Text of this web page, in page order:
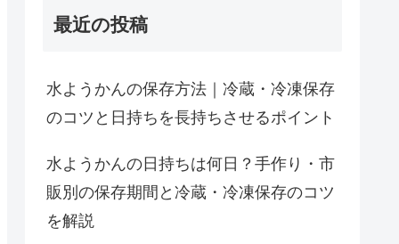
最近の投稿
水ようかんの保存方法｜冷蔵・冷凍保存
のコツと日持ちを長持ちさせるポイント
水ようかんの日持ちは何日？手作り・市
販別の保存期間と冷蔵・冷凍保存のコツ
を解説